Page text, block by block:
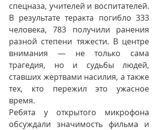
спецназа, учителей и воспитателей.
В результате теракта погибло 333
человека, 783 получили ранения
разной степени тяжести. В центре
внимания — не только сама
трагедия, но и судьбы людей,
ставших жертвами насилия, а также
тех, кто пережил это ужасное
время.
Ребята у открытого микрофона
обсуждали значимость фильма и